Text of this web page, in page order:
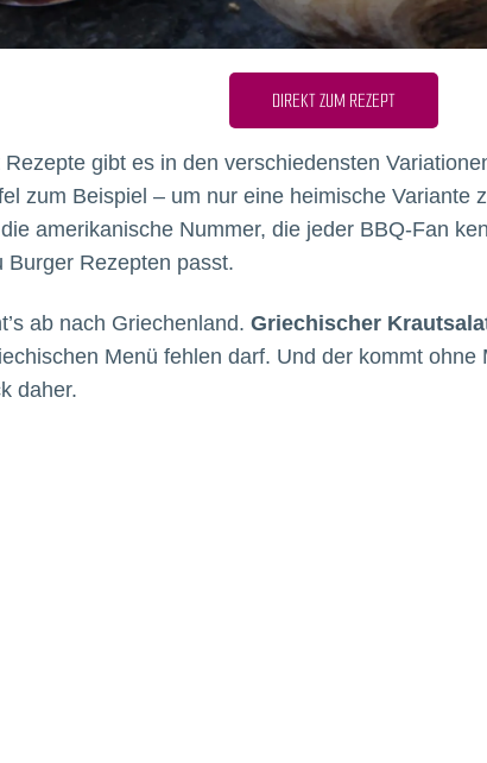
DIREKT ZUM REZEPT
Rezepte gibt es in den verschiedensten
zum Beispiel – um nur eine heimische Variante
amerikanische Nummer, die jeder BBQ-Fan
Burger Rezepten passt.
ab nach Griechenland. Griechischer
Menü fehlen darf. Und der kommt
daher.